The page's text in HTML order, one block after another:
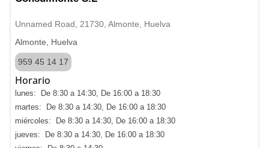
Unnamed Road, 21730, Almonte, Huelva
Almonte, Huelva
959 45 14 17
Horario
lunes: De 8:30 a 14:30, De 16:00 a 18:30
martes: De 8:30 a 14:30, De 16:00 a 18:30
miércoles: De 8:30 a 14:30, De 16:00 a 18:30
jueves: De 8:30 a 14:30, De 16:00 a 18:30